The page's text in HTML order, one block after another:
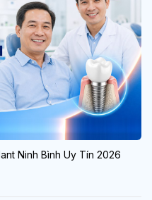
Ninh Bình Uy Tín 2026